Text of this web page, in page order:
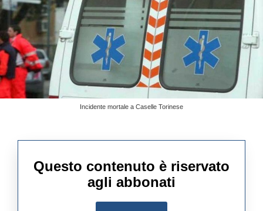
Incidente mortale a Caselle Torinese
Questo contenuto è riservato
agli abbonati